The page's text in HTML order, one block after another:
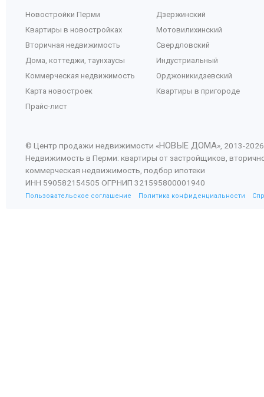
Новостройки Перми
Квартиры в новостройках
Вторичная недвижимость
Дома, коттеджи, таунхаусы
Коммерческая недвижимость
Карта новостроек
Прайс-лист
Дзержинский
Мотовилихинский
Свердловский
Индустриальный
Орджоникидзевский
Квартиры в пригороде
© Центр продажи недвижимости «НОВЫЕ ДОМА», 2013-2026
Недвижимость в Перми: квартиры от застройщиков,
коммерческая недвижимость, подбор ипотеки
ИНН 590582154505 ОГРНИП 321595800001940
Пользовательское соглашение Политика конфиденциальности